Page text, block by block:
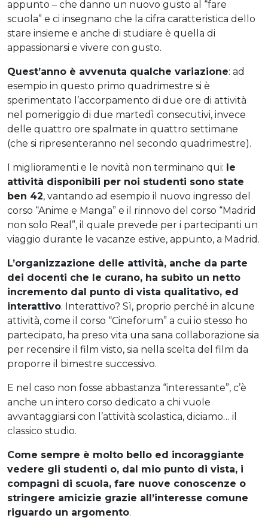
appunto – che danno un nuovo gusto al “fare
scuola” e ci insegnano che la cifra caratteristica dello
stare insieme e anche di studiare è quella di
appassionarsi e vivere con gusto.
Quest’anno è avvenuta qualche variazione: ad
esempio in questo primo quadrimestre si è
sperimentato l’accorpamento di due ore di attività
nel pomeriggio di due martedì consecutivi, invece
delle quattro ore spalmate in quattro settimane
(che si ripresenteranno nel secondo quadrimestre).
I miglioramenti e le novità non terminano qui: le
attività disponibili per noi studenti sono state
ben 42, vantando ad esempio il nuovo ingresso del
corso “Anime e Manga” e il rinnovo del corso “Madrid
non solo Real”, il quale prevede per i partecipanti un
viaggio durante le vacanze estive, appunto, a Madrid.
L’organizzazione delle attività, anche da parte
dei docenti che le curano, ha subìto un netto
incremento dal punto di vista qualitativo, ed
interattivo. Interattivo? Sì, proprio perché in alcune
attività, come il corso “Cineforum” a cui io stesso ho
partecipato, ha preso vita una sana collaborazione sia
per recensire il film visto, sia nella scelta del film da
proporre il bimestre successivo.
E nel caso non fosse abbastanza “interessante”, c’è
anche un intero corso dedicato a chi vuole
avvantaggiarsi con l’attività scolastica, diciamo… il
classico studio.
Come sempre è molto bello ed incoraggiante
vedere gli studenti o, dal mio punto di vista, i
compagni di scuola, fare nuove conoscenze o
stringere amicizie grazie all’interesse comune
riguardo un argomento.